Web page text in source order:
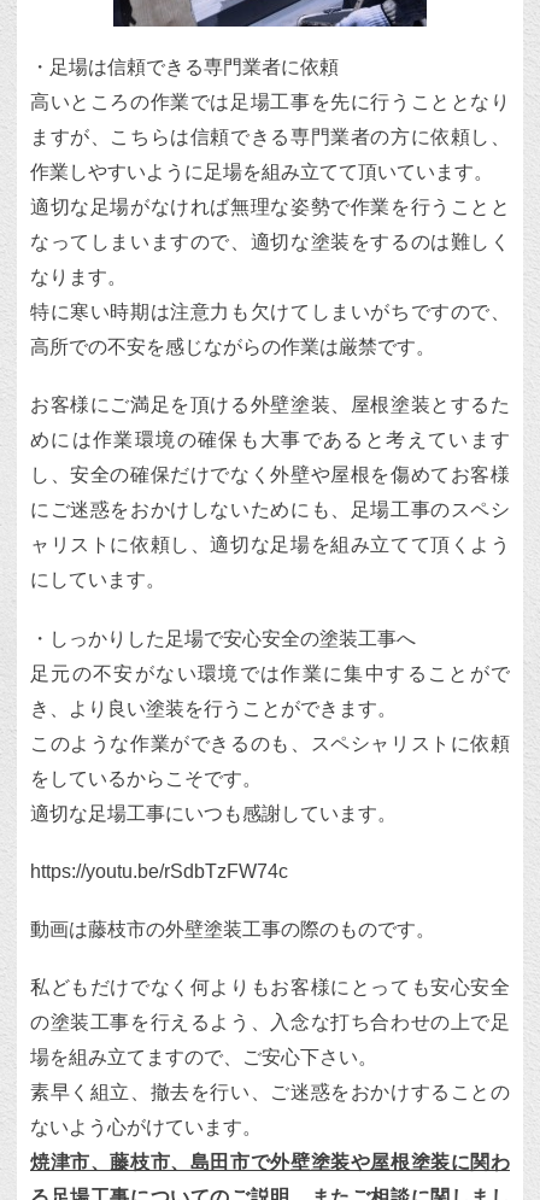
・足場は信頼できる専門業者に依頼
高いところの作業では足場工事を先に行うこととなり
ますが、こちらは信頼できる専門業者の方に依頼し、
作業しやすいように足場を組み立てて頂いています。
適切な足場がなければ無理な姿勢で作業を行うことと
なってしまいますので、適切な塗装をするのは難しく
なります。
特に寒い時期は注意力も欠けてしまいがちですので、
高所での不安を感じながらの作業は厳禁です。
お客様にご満足を頂ける外壁塗装、屋根塗装とするた
めには作業環境の確保も大事であると考えています
し、安全の確保だけでなく外壁や屋根を傷めてお客様
にご迷惑をおかけしないためにも、足場工事のスペシ
ャリストに依頼し、適切な足場を組み立てて頂くよう
にしています。
・しっかりした足場で安心安全の塗装工事へ
足元の不安がない環境では作業に集中することがで
き、より良い塗装を行うことができます。
このような作業ができるのも、スペシャリストに依頼
をしているからこそです。
適切な足場工事にいつも感謝しています。
https://youtu.be/rSdbTzFW74c
動画は藤枝市の外壁塗装工事の際のものです。
私どもだけでなく何よりもお客様にとっても安心安全
の塗装工事を行えるよう、入念な打ち合わせの上で足
場を組み立てますので、ご安心下さい。
素早く組立、撤去を行い、ご迷惑をおかけすることの
ないよう心がけています。
焼津市、藤枝市、島田市で外壁塗装や屋根塗装に関わ